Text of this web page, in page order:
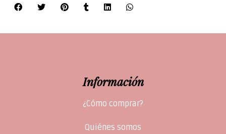
Información
¿Cómo comprar?
Quiénes somos